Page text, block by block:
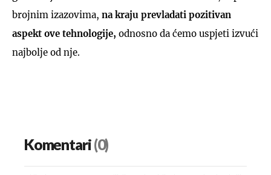
brojnim izazovima, na kraju prevladati pozitivan
aspekt ove tehnologije, odnosno da ćemo uspjeti izvući
najbolje od nje.
Komentari(0)